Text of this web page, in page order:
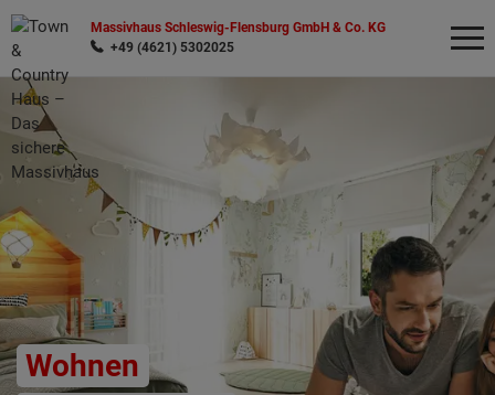
Massivhaus Schleswig-Flensburg GmbH & Co. KG
+49 (4621) 5302025
Wohnen
Wonach möchten Sie suchen?